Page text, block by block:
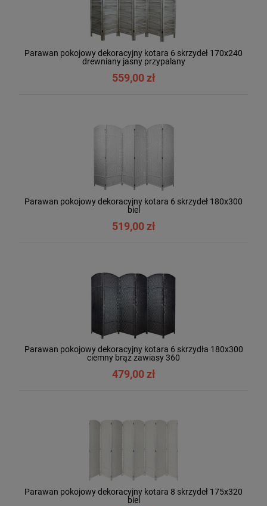
Parawan pokojowy dekoracyjny kotara 6 skrzydeł 170x240
drewniany jasny przypalany
559,00 zł
Parawan pokojowy dekoracyjny kotara 6 skrzydeł 180x300
biel
519,00 zł
Parawan pokojowy dekoracyjny kotara 6 skrzydła 180x300
ciemny brąz zawiasy 360
479,00 zł
Parawan pokojowy dekoracyjny kotara 8 skrzydeł 175x320
biel